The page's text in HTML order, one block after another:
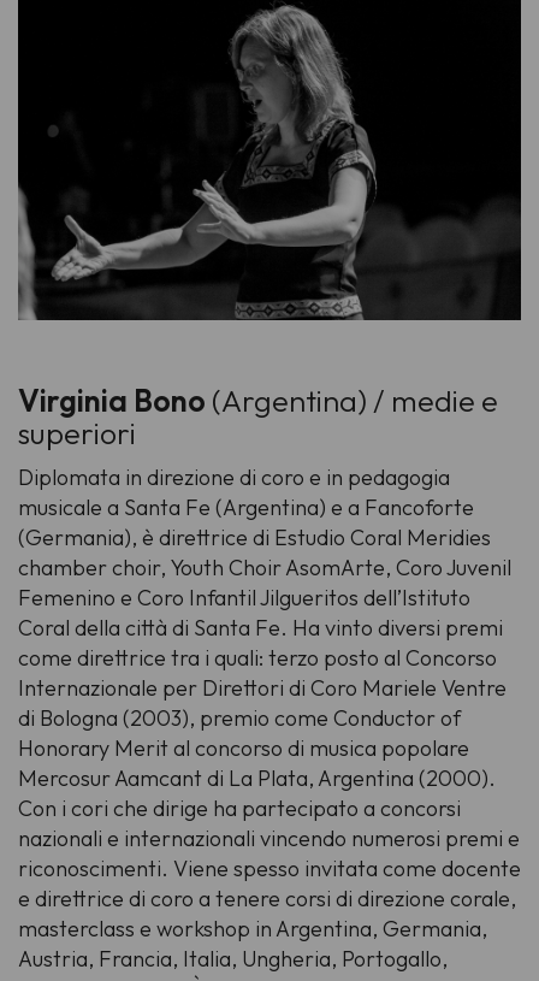
Virginia Bono (Argentina) / medie e
superiori
Diplomata in direzione di coro e in pedagogia
musicale a Santa Fe (Argentina) e a Fancoforte
(Germania), è direttrice di Estudio Coral Meridies
chamber choir, Youth Choir AsomArte, Coro Juvenil
Femenino e Coro Infantil Jilgueritos dell’Istituto
Coral della città di Santa Fe. Ha vinto diversi premi
come direttrice tra i quali: terzo posto al Concorso
Internazionale per Direttori di Coro Mariele Ventre
di Bologna (2003), premio come Conductor of
Honorary Merit al concorso di musica popolare
Mercosur Aamcant di La Plata, Argentina (2000).
Con i cori che dirige ha partecipato a concorsi
nazionali e internazionali vincendo numerosi premi e
riconoscimenti. Viene spesso invitata come docente
e direttrice di coro a tenere corsi di direzione corale,
masterclass e workshop in Argentina, Germania,
Austria, Francia, Italia, Ungheria, Portogallo,